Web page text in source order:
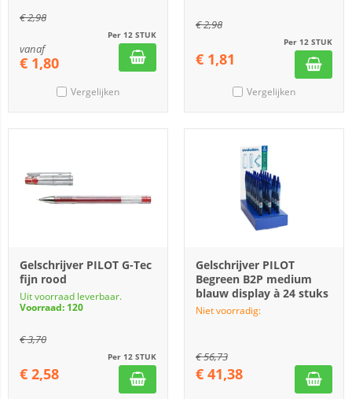
€2,98
Per 12 STUK
vanaf
€ 1,80
Vergelijken
€2,98
Per 12 STUK
€ 1,81
Vergelijken
Gelschrijver PILOT G-Tec
fijn rood
Uit voorraad leverbaar.
Voorraad: 120
€3,70
Per 12 STUK
€ 2,58
Gelschrijver PILOT
Begreen B2P medium
blauw display à 24 stuks
Niet voorradig:
€56,73
€ 41,38